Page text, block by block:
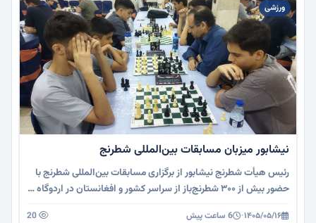
ورزشی
نیشابور میزبان مسابقات بین‌المللی شطرنج
رئیس هیأت شطرنج نیشابور از برگزاری مسابقات بین‌المللی شطرنج با
حضور بیش از ۳۰۰ شطرنج‌باز از سراسر کشور و افغانستان در اردوگاه …
۱۴۰۵/۰۵/۱۶· 6 ساعت پیش